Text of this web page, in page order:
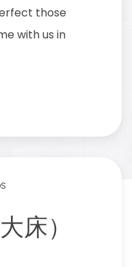
those
with us in
床）